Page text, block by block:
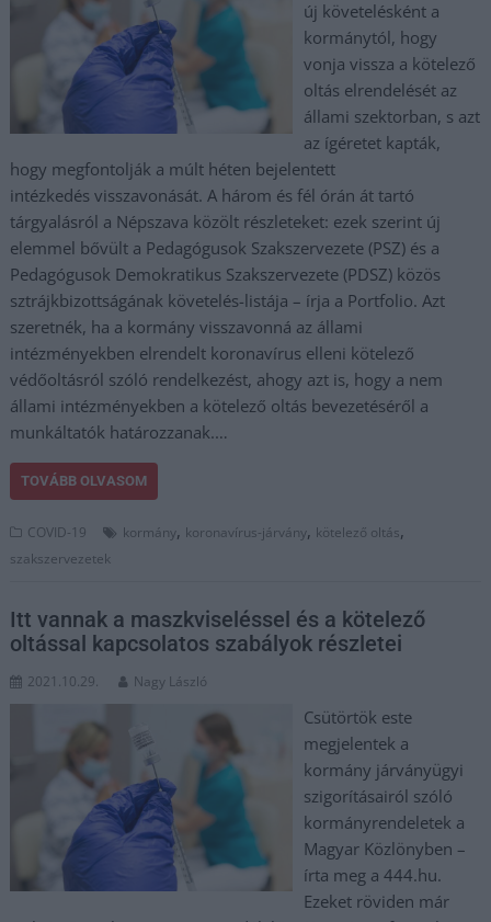
új követelésként a
kormánytól, hogy
vonja vissza a kötelező
oltás elrendelését az
állami szektorban, s azt
az ígéretet kapták,
hogy megfontolják a múlt héten bejelentett
intézkedés visszavonását. A három és fél órán át tartó
tárgyalásról a Népszava közölt részleteket: ezek szerint új
elemmel bővült a Pedagógusok Szakszervezete (PSZ) és a
Pedagógusok Demokratikus Szakszervezete (PDSZ) közös
sztrájkbizottságának követelés-listája – írja a Portfolio. Azt
szeretnék, ha a kormány visszavonná az állami
intézményekben elrendelt koronavírus elleni kötelező
védőoltásról szóló rendelkezést, ahogy azt is, hogy a nem
állami intézményekben a kötelező oltás bevezetéséről a
munkáltatók határozzanak.…
TOVÁBB OLVASOM
COVID-19 kormány, koronavírus-járvány, kötelező oltás,
szakszervezetek
Itt vannak a maszkviseléssel és a kötelező
oltással kapcsolatos szabályok részletei
2021.10.29. Nagy László
Csütörtök este
megjelentek a
kormány járványügyi
szigorításairól szóló
kormányrendeletek a
Magyar Közlönyben –
írta meg a 444.hu.
Ezeket röviden már